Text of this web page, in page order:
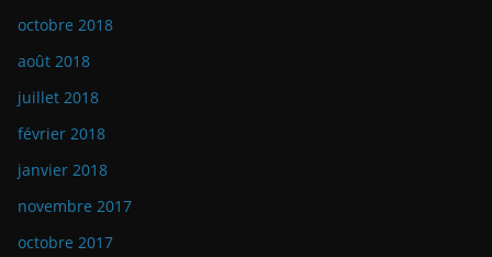
octobre 2018
août 2018
juillet 2018
février 2018
janvier 2018
novembre 2017
octobre 2017